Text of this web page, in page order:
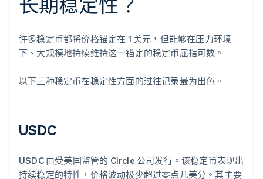
许多稳定币都将价格锚定在 1 美元，但能够在压力环境
下、大规模地持续维持这一锚定的稳定币屈指可数。
以下三种稳定币在稳定性方面的过往记录最为出色。
USDC
USDC 由受美国监管的 Circle 公司发行。该稳定币表现出
持续稳定的特性，价格波动极少超过零点几美分。其主要